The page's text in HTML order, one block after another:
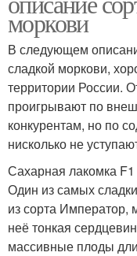
моркови
В следующем
сладкой моркови,
территории России.
проигрывают по
конкурентам, но по
нисколько не
Сахарная лакомка F1
Один из самых
из сорта Император,
неё тонкая
массивные плоды